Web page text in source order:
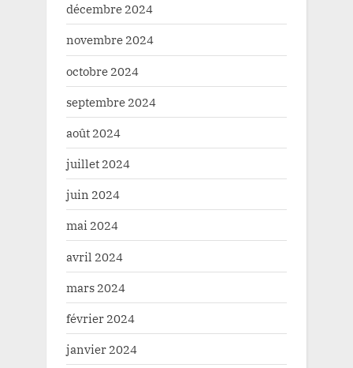
décembre 2024
novembre 2024
octobre 2024
septembre 2024
août 2024
juillet 2024
juin 2024
mai 2024
avril 2024
mars 2024
février 2024
janvier 2024